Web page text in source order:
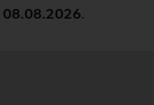
08.08.2026